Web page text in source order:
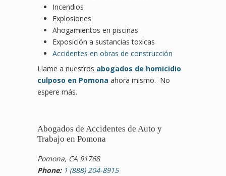
Incendios
Explosiones
Ahogamientos en piscinas
Exposición a sustancias toxicas
Accidentes en obras de construcción
Llame a nuestros abogados de homicidio
culposo en Pomona ahora mismo. No
espere más.
Abogados de Accidentes de Auto y
Trabajo en Pomona
Pomona, CA 91768
Phone: 1 (888) 204-8915